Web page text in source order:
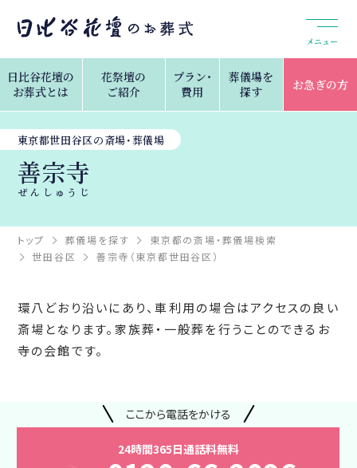
メニュー
日比谷花壇の
お葬式とは
花祭壇の
ご紹介
プラン・
費用
葬儀場を
探す
お急ぎの方
東京都世田谷区の斎場・葬儀場
善宗寺
ぜんしゅうじ
トップ 葬儀場を探す
東京都の斎場・葬儀場検索
世田谷区
善宗寺（東京都世田谷区）
環八どおり沿いにあり、車利用の場合はアクセスの良い
斎場となります。家族葬・一般葬を行うことのできるお
寺の会館です。
ここから電話をかける
24時間365日通話料無料